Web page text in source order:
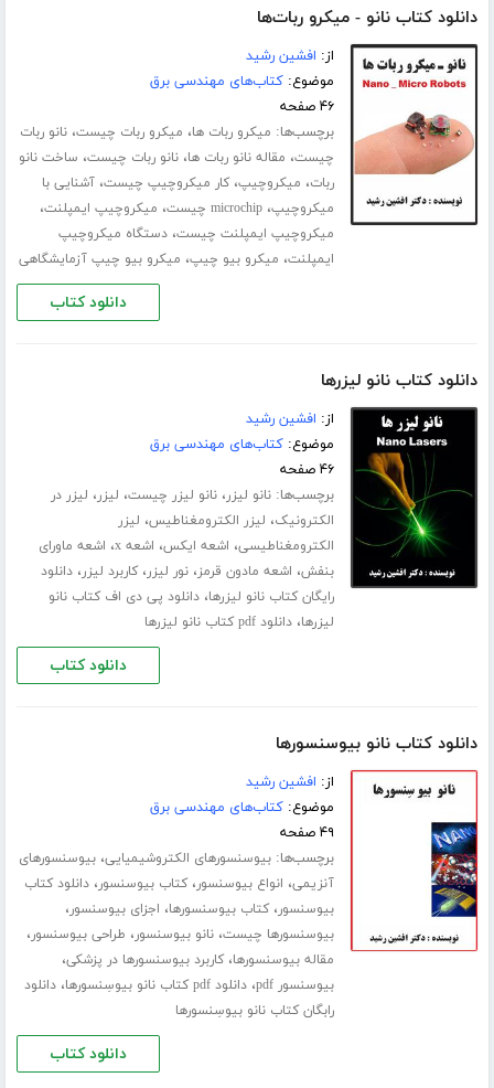
دانلود کتاب نانو - میکرو ربات‌ها
از: افشین رشید
موضوع:کتاب‌های مهندسی برق
۴۶ صفحه
برچسب‌ها: میکرو ربات ها، میکرو ربات چیست،نانو ربات
چیست، مقاله نانو ربات ها،نانو ربات چیست، ساخت نانو
ربات، میکروچیپ،کار میکروچیپ چیست،آشنایی با
میکروچیپ،microchip چیست ، میکروچیپ ایمپلنت،
میکروچیپ ایمپلنت چیست،دستگاه میکروچیپ
ایمپلنت، میکرو بیو چیپ، میکرو بیو چیپ آزمایشگاهی
دانلود کتاب
دانلود کتاب نانو لیزرها
از: افشین رشید
موضوع:کتاب‌های مهندسی برق
۴۶ صفحه
برچسب‌ها:نانو لیزر،نانو لیزر چیست، لیزر، لیزر در
الکترونیک، لیزر الکترومغناطیس، لیزر
الکترومغناطیسی، اشعه ایکس، اشعه x ، اشعه ماورای
بنفش، اشعه مادون قرمز،نور لیزر،کاربرد لیزر،دانلود
رایگان کتاب نانو لیزرها،دانلود پی دی اف کتاب نانو
لیزرها،دانلود pdf کتاب نانو لیزرها
دانلود کتاب
دانلود کتاب نانو بیوسنسورها
از: افشین رشید
موضوع:کتاب‌های مهندسی برق
۴۹ صفحه
برچسب‌ها:بیوسنسورهای الکتروشیمیایی،بیوسنسورهای
آنزیمی، انواع بیوسنسور،کتاب بیوسنسور،دانلود کتاب
بیوسنسور،کتاب بیوسنسورها، اجزای بیوسنسور،
بیوسنسورها چیست،نانو بیوسنسور، طراحی بیوسنسور،
مقاله بیوسنسورها،کاربرد بیوسنسورها در پزشکی،
بیوسنسور pdf ،دانلود pdf کتاب نانو بیوسِنسورها ،دانلود
رابگان کتاب نانو بیوسِنسورها
دانلود کتاب